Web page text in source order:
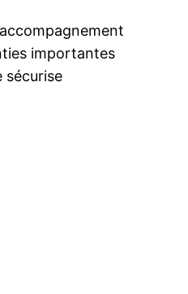
importantes
sécurise